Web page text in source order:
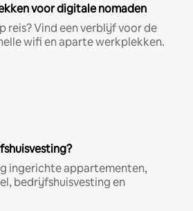
voor digitale nomaden
reis? Vind een verblijf voor de
wifi en aparte werkplekken.
ingerichte appartementen,
bedrijfshuisvesting en